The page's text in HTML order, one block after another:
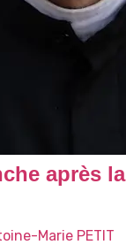
après la
Marie PETIT